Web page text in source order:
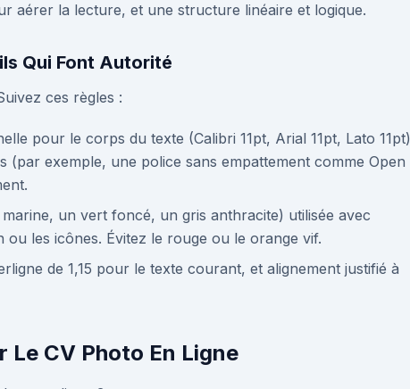
aérer la lecture, et une structure linéaire et logique.
Qui Font Autorité
ces règles :
pour le corps du texte (Calibri 11pt, Arial 11pt, Lato 11pt)
exemple, une police sans empattement comme Open
un vert foncé, un gris anthracite) utilisée avec
les icônes. Évitez le rouge ou le orange vif.
de 1,15 pour le texte courant, et alignement justifié à
Le CV Photo En Ligne